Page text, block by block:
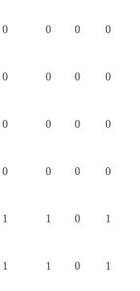
0 0 0 0
0 0 0 0
0 0 0 0
0 0 0 0
1 1 0 1
1 1 0 1